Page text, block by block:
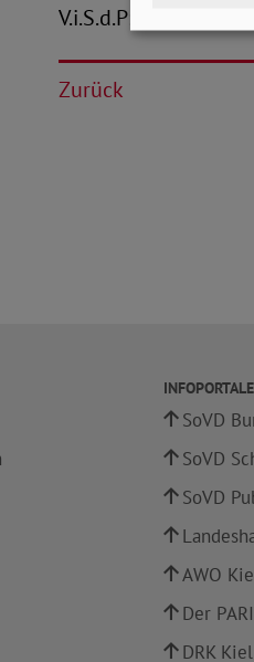
V.i.S.d.P: Peter-
Zurück
SoVD
SoVD
SoVD
AWO
Der
DRK Kiel